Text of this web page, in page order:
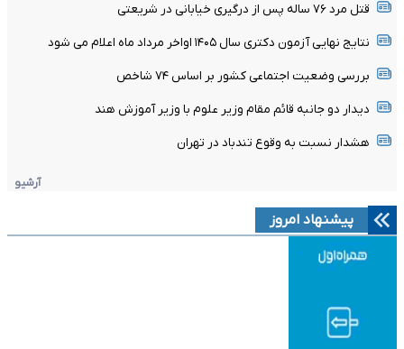
قتل مرد ۷۶ ساله پس از درگیری خیابانی در شریعتی
نتایج نهایی آزمون دکتری سال ۱۴۰۵ اواخر مرداد ماه اعلام می شود
بررسی وضعیت اجتماعی کشور بر اساس ۷۴ شاخص
دیدار دو جانبه قائم مقام وزیر علوم با وزیر آموزش هند
هشدار نسبت به وقوع تندباد در تهران
آرشیو
پیشنهاد امروز